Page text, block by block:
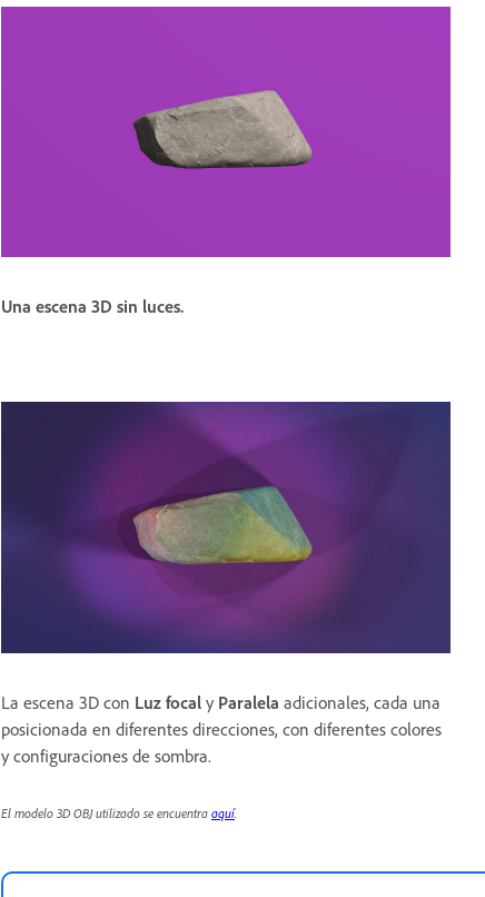
Una escena 3D sin luces.
La escena 3D con Luz focal y Paralela adicionales, cada una
posicionada en diferentes direcciones, con diferentes colores
y configuraciones de sombra.
El modelo 3D OBJ utilizado se encuentra aquí.